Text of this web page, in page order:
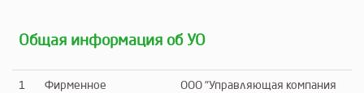
Общая информация об УО
1
Фирменное
ООО "Управляющая компания